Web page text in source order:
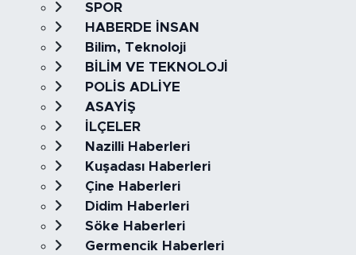
SPOR
HABERDE İNSAN
Bilim, Teknoloji
BİLİM VE TEKNOLOJİ
POLİS ADLİYE
ASAYİŞ
İLÇELER
Nazilli Haberleri
Kuşadası Haberleri
Çine Haberleri
Didim Haberleri
Söke Haberleri
Germencik Haberleri